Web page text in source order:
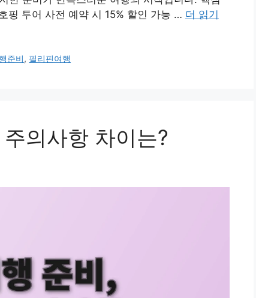
투어 사전 예약 시 15% 할인 가능 … 더 읽기
준비, 필리핀여행
의사항 차이는?